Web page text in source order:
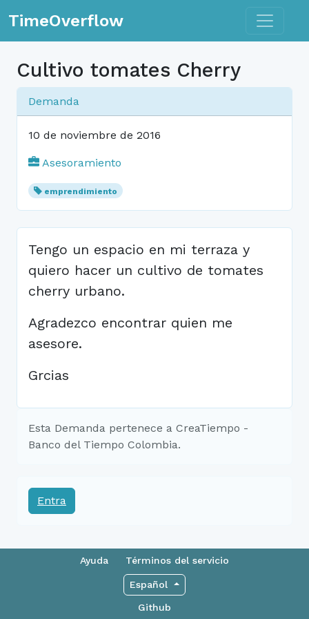
TimeOverflow Toggle
Cultivo tomates Cherry
Demanda
10 de noviembre de 2016
Asesoramiento
emprendimiento
Tengo un espacio en mi terraza y
quiero hacer un cultivo de tomates
cherry urbano.
Agradezco encontrar quien me
asesore.
Grcias
Esta Demanda pertenece a CreaTiempo -
Banco del Tiempo Colombia.
Entra
Ayuda Términos del servicio
Español
Github